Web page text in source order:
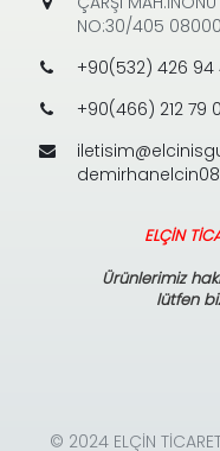
NO:30/405 08000
+90(532) 426 94
+90(466) 212 79
ELÇİN
Ürünlerimiz
lütfen
© 2024 ELÇİN